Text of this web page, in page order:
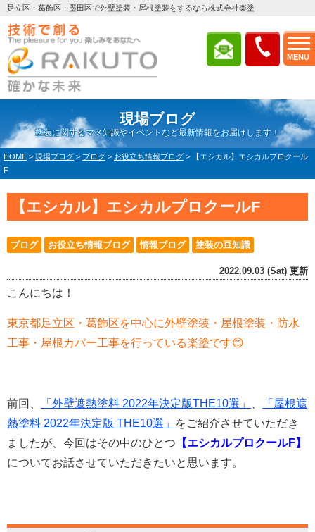
MENU
足立区・葛飾区・墨田区で外壁塗装・屋根塗装をするなら株式会社楽塗
現場ブログ
塗装に関するマメ知識やイベントなど最新情報をお届けします！
HOME > 現場ブログ > ブログ > お役立ち情報ブログ >
【エシカル】エシカルプロクール
F
【エシカル】エシカルプロクールF
ブログ お役立ち情報ブログ 情報ブログ 塗装の豆知識
2022.09.03 (Sat) 更新
こんにちは！
東京都足立区・葛飾区を中心に外壁塗装・屋根塗装・防水
工事・屋根カバー工事を行っている楽塗です😊
前回、 「外壁遮熱塗料 2022年決定版THE10選」
「屋根遮
熱塗料 2022年決定版 THE10選」
をご紹介させていただき
ましたが、今回はその中のひとつ 【エシカルプロクールF】
についてお話させていただきたいと思います。